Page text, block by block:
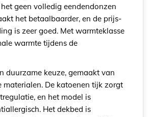
geen volledig eendendonzen
het betaalbaarder, en de prijs-
is zeer goed. Met warmteklasse
warmte tijdens de
duurzame keuze, gemaakt van
materialen. De katoenen tijk zorgt
en het model is
Het dekbed is